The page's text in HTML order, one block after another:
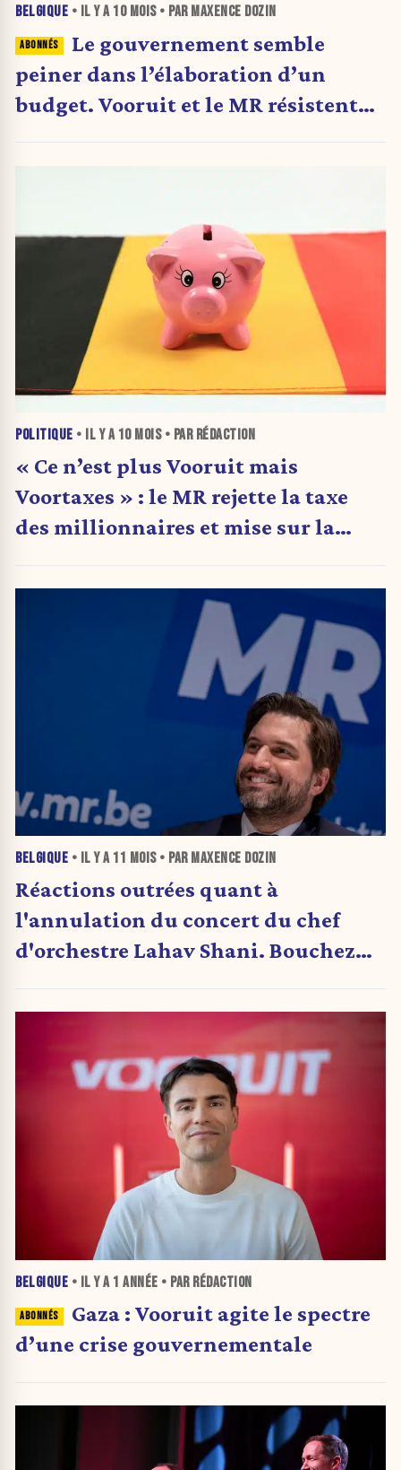
BELGIQUE • IL Y A 10 MOIS• PAR MAXENCE DOZIN
Le gouvernement semble
peiner dans l’élaboration d’un
budget. Vooruit et le MR résistent
POLITIQUE • IL Y A 10 MOIS• PAR RÉDACTION
« Ce n’est plus Vooruit mais
Voortaxes » : le MR rejette la taxe
des millionnaires et mise sur la
BELGIQUE • IL Y A 11 MOIS• PAR MAXENCE DOZIN
Réactions outrées quant à
l'annulation du concert du chef
d'orchestre Lahav Shani. Bouchez
Gennez (Vooruit)
BELGIQUE • IL Y A 1 ANNÉE • PAR RÉDACTION
Gaza : Vooruit agite le spectre
d’une crise gouvernementale